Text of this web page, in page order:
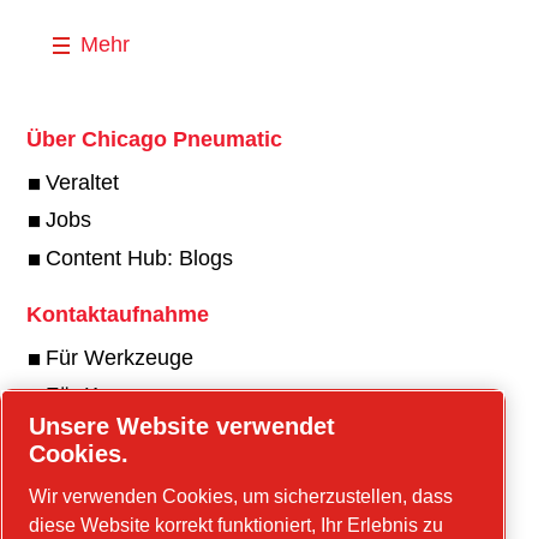
Mehr
Über Chicago Pneumatic
Veraltet
Jobs
Content Hub: Blogs
Kontaktaufnahme
Für Werkzeuge
Für Kompressoren
Online-Tools
Unsere Website verwendet
Cookies.
Wir verwenden Cookies, um sicherzustellen, dass
diese Website korrekt funktioniert, Ihr Erlebnis zu